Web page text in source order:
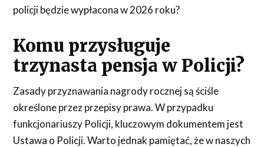
policji będzie wypłacona w 2026 roku?
Komu przysługuje
trzynasta pensja w Policji?
Zasady przyznawania nagrody rocznej są ściśle
określone przez przepisy prawa. W przypadku
funkcjonariuszy Policji, kluczowym dokumentem jest
Ustawa o Policji. Warto jednak pamiętać, że w naszych